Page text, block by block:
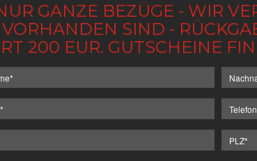
GANZE BEZÜGE - WIR
SIND -
200 EUR. GUTSCHEINE